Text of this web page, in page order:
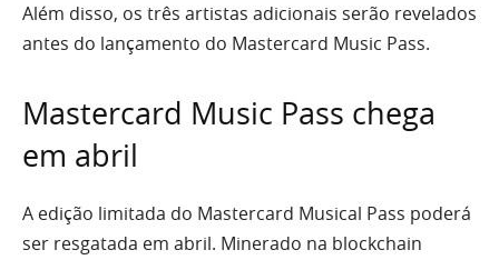
Além disso, os três artistas adicionais serão revelados
antes do lançamento do Mastercard Music Pass.
Mastercard Music Pass chega
em abril
A edição limitada do Mastercard Musical Pass poderá
ser resgatada em abril. Minerado na blockchain